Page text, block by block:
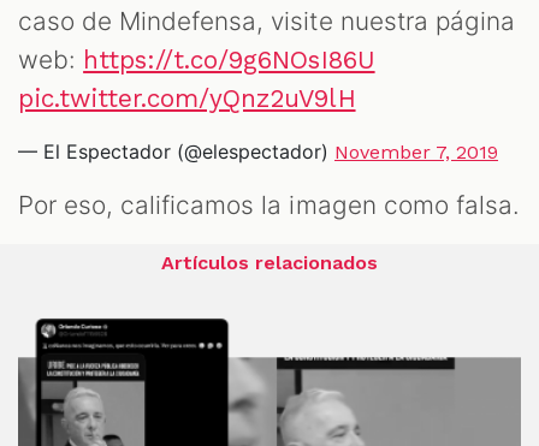
caso de Mindefensa, visite nuestra página
web: https://t.co/9g6NOsI86U
pic.twitter.com/yQnz2uV9lH
— El Espectador (@elespectador) November 7, 2019
Por eso, calificamos la imagen como falsa.
Artículos relacionados